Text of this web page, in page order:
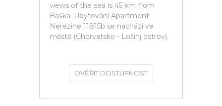
views of the sea is 45 km from
Baška. Ubytování Apartment
Nerezine 11815b se nachází ve
městě (Chorvatsko - Lošinj ostrov).
OVĚŘIT DOSTUPNOST